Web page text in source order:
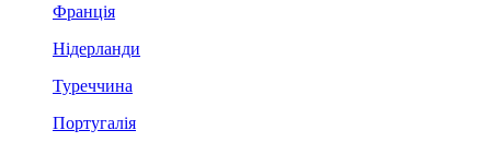
Франція
Нідерланди
Туреччина
Португалія